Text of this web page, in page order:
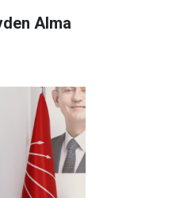
Alma